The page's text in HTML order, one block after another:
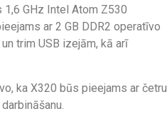
GHz Intel Atom Z530
ar 2 GB DDR2 operatīvo
trim USB izejām, kā arī
ka X320 būs pieejams ar četru